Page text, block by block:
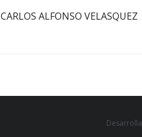
CARLOS ALFONSO VELASQUEZ